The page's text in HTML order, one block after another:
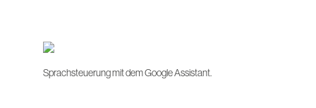
Sprachsteuerung mit dem Google Assistant.